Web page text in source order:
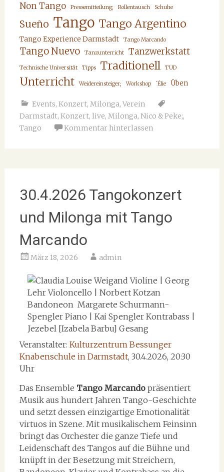
Non Tango Pressemitteilung; Rollentausch Schuhe
Sueño Tango Tango Argentino
Tango Experience Darmstadt Tango Marcando
Tango Nuevo Tanzunterricht Tanzwerkstatt
Technische Universität Tipps Traditionell TUD
Unterricht Weidereinsteiger; Workshop `Élie Üben
Events, Konzert, Milonga, Verein
Darmstadt, Konzert, live, Milonga, Nico & Peke;,
Tango
Kommentar hinterlassen
30.4.2026 Tangokonzert
und Milonga mit Tango
Marcando
März 18, 2026 admin
Veranstalter: Kulturzentrum Bessunger
Knabenschule in Darmstadt, 30.4.2026, 20:30
Uhr
Das Ensemble Tango Marcando präsentiert
Musik aus hundert Jahren Tango-Geschichte
und setzt dessen einzigartige Emotionalität
virtuos in Szene. Mit musikalischem Feinsinn
bringt das Orchester die ganze Tiefe und
Leidenschaft des Tangos auf die Bühne und
knüpft in der Besetzung mit Streichern,